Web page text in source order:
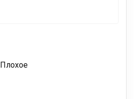
Плохое